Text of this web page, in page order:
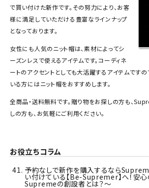
meeting_room ログイン
Follow us
で買い付けた新作です。その努力により、お客
様に満足していただける豊富なラインナップ
となっております。
女性にも人気のニット帽は、素材によってシ
ーズンレスで使えるアイテムです。コーディネ
ートのアクセントとしても大活躍するアイテムです
いる方にはニット帽をおすすめします。
全商品・送料無料です。贈り物をお探しの方も、
しの方も、お気軽にご利用ください。
お役立ちコラム
予約なしで新作を購入するなら
い付けている【Be-Supremer】へ！安
Supremeの創設者とは？～